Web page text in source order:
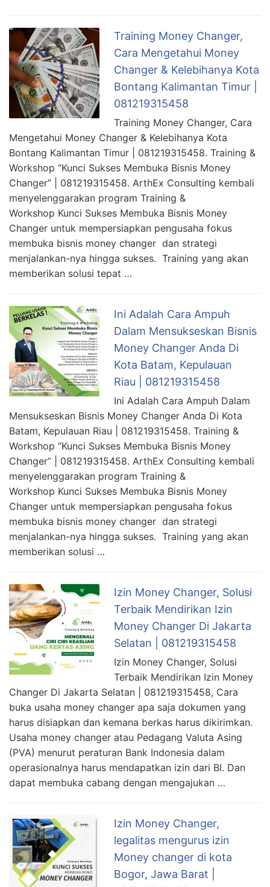
Training Money Changer,
Cara Mengetahui Money
Changer & Kelebihanya Kota
Bontang Kalimantan Timur |
081219315458
Training Money Changer, Cara
Mengetahui Money Changer & Kelebihanya Kota
Bontang Kalimantan Timur | 081219315458. Training &
Workshop “Kunci Sukses Membuka Bisnis Money
Changer” | 081219315458. ArthEx Consulting kembali
menyelenggarakan program Training &
Workshop Kunci Sukses Membuka Bisnis Money
Changer untuk mempersiapkan pengusaha fokus
membuka bisnis money changer dan strategi
menjalankan-nya hingga sukses. Training yang akan
memberikan solusi tepat …
Ini Adalah Cara Ampuh
Dalam Mensukseskan Bisnis
Money Changer Anda Di
Kota Batam, Kepulauan
Riau | 081219315458
Ini Adalah Cara Ampuh Dalam
Mensukseskan Bisnis Money Changer Anda Di Kota
Batam, Kepulauan Riau | 081219315458. Training &
Workshop “Kunci Sukses Membuka Bisnis Money
Changer” | 081219315458. ArthEx Consulting kembali
menyelenggarakan program Training &
Workshop Kunci Sukses Membuka Bisnis Money
Changer untuk mempersiapkan pengusaha fokus
membuka bisnis money changer dan strategi
menjalankan-nya hingga sukses. Training yang akan
memberikan solusi …
Izin Money Changer, Solusi
Terbaik Mendirikan Izin
Money Changer Di Jakarta
Selatan | 081219315458
Izin Money Changer, Solusi
Terbaik Mendirikan Izin Money
Changer Di Jakarta Selatan | 081219315458, Cara
buka usaha money changer apa saja dokumen yang
harus disiapkan dan kemana berkas harus dikirimkan.
Usaha money changer atau Pedagang Valuta Asing
(PVA) menurut peraturan Bank Indonesia dalam
operasionalnya harus mendapatkan izin dari BI. Dan
dapat membuka cabang dengan mengajukan …
Izin Money Changer,
legalitas mengurus izin
Money changer di kota
Bogor, Jawa Barat |